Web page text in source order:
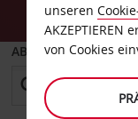
ABHOLEN VON
unseren
von Cookies